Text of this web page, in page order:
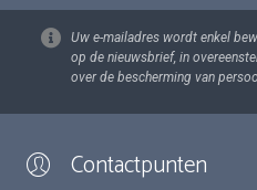
Uw e-mailadres wordt enkel
op de nieuwsbrief, in
over de bescherming van
Contactpunten